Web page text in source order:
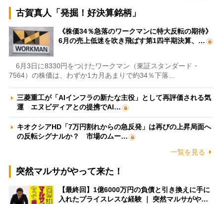
古賀真人「発掘！好決算銘柄」
《株価34％急落のワークマンに特大反転の期待》
6月の売上低迷を吹き飛ばす第1四半期決算、…
6月3日に8330円をつけたワークマン（東証スタンダード・
7564）の株価は、わずか1カ月あまりで約34％下落…
三菱重工が「AIインフラの新たな主役」として再評価される気
運 エヌビディアとの提携でAI…
キオクシアHD「7万円割れからの急反発」は再びの上昇局面へ
の反転シグナルか？ 市場のムー…
一覧を見る
突然マルサがやって来た！
【最終回】1億6000万円の負債と引き換えに手に
入れたプライスレスな経験 ｜ 突然マルサがや…